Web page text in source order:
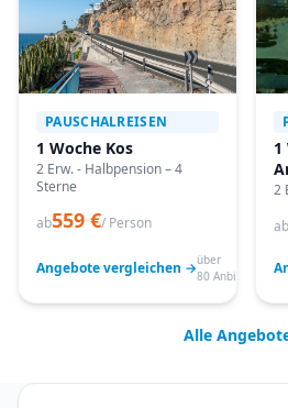
PAUSCHALREISEN
1 Woche Kos
2 Erw. - Halbpension – 4
Sterne
ab559 €/ Person
Angebote vergleichen →über
80 Anbieter
1
2
ab
Alle